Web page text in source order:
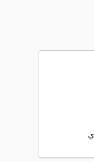
447 كيلو سعرة حرارية